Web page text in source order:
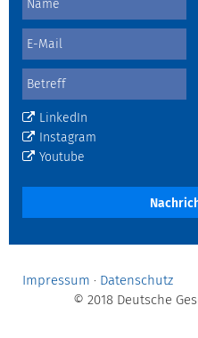
LinkedIn
Instagram
Youtube
Impressum · Datenschutz
© 2018 Deutsche